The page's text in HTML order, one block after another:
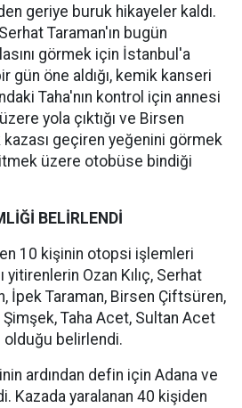
geriye buruk hikayeler kaldı.
Taraman'ın bugün
görmek için İstanbul'a
gün öne aldığı, kemik kanseri
Taha'nın kontrol için annesi
yola çıktığı ve Birsen
geçiren yeğenini görmek
üzere otobüse bindiği
BELİRLENDİ
10 kişinin otopsi işlemleri
yitirenlerin Ozan Kılıç, Serhat
İpek Taraman, Birsen Çiftsüren,
Taha Acet, Sultan Acet
olduğu belirlendi.
ardından defin için Adana ve
Kazada yaralanan 40 kişiden